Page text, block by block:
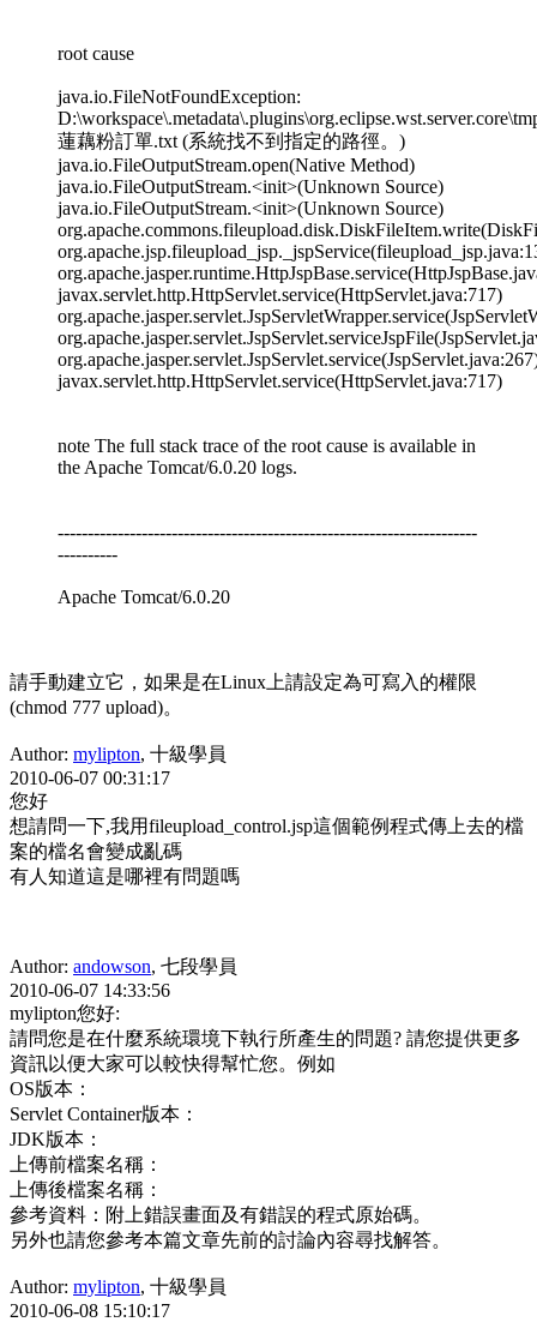
root cause
java.io.FileNotFoundException:
蓮藕粉訂單.txt (系統找不到指定的路徑。)
java.io.FileOutputStream.open(Native Method)
java.io.FileOutputStream.<init>(Unknown Source)
java.io.FileOutputStream.<init>(Unknown Source)
javax.servlet.http.HttpServlet.service(HttpServlet.java:717)
javax.servlet.http.HttpServlet.service(HttpServlet.java:717)
note The full stack trace of the root cause is available in
the Apache Tomcat/6.0.20 logs.
----------------------------------------------------------------------
----------
Apache Tomcat/6.0.20
請手動建立它，如果是在Linux上請設定為可寫入的權限
(chmod 777 upload)。
Author: mylipton, 十級學員
2010-06-07 00:31:17
您好
想請問一下,我用fileupload_control.jsp這個範例程式傳上去的檔
案的檔名會變成亂碼
有人知道這是哪裡有問題嗎
Author: andowson, 七段學員
2010-06-07 14:33:56
mylipton您好:
請問您是在什麼系統環境下執行所產生的問題? 請您提供更多
資訊以便大家可以較快得幫忙您。例如
OS版本：
Servlet Container版本：
JDK版本：
上傳前檔案名稱：
上傳後檔案名稱：
參考資料：附上錯誤畫面及有錯誤的程式原始碼。
另外也請您參考本篇文章先前的討論內容尋找解答。
Author: mylipton, 十級學員
2010-06-08 15:10:17